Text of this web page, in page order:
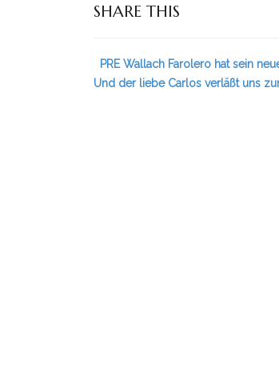
SHARE THIS
PRE Wallach Farolero hat sein
Und der liebe Carlos verläßt uns